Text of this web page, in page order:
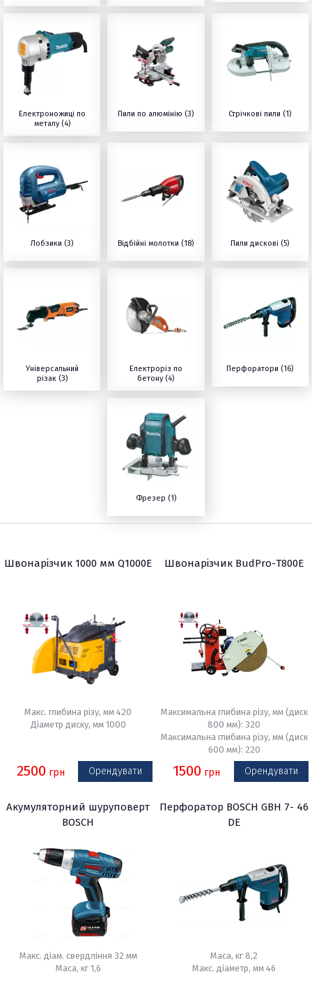
Електроножиці по
металу (4)
Пили по алюмінію (3) Стрічкові пили (1)
Лобзики (3) Відбійні молотки (18) Пили дискові (5)
Універсальний
різак (3)
Електроріз по
бетону (4)
Перфоратори (16)
Фрезер (1)
Швонарізчик 1000 мм Q1000E
Макс. глибина різу, мм 420
Діаметр диску, мм 1000
2500 грн Орендувати
Швонарізчик BudPro-Т800Е
Максимальна глибина різу, мм (диск
800 мм): 320
Максимальна глибина різу, мм (диск
600 мм): 220
1500 грн Орендувати
Акумуляторний шуруповерт
BOSCH
Макс. діам. свердління 32 мм
Маса, кг 1,6
Перфоратор BOSCH GBH 7- 46
DE
Маса, кг 8,2
Макс. діаметр, мм 46